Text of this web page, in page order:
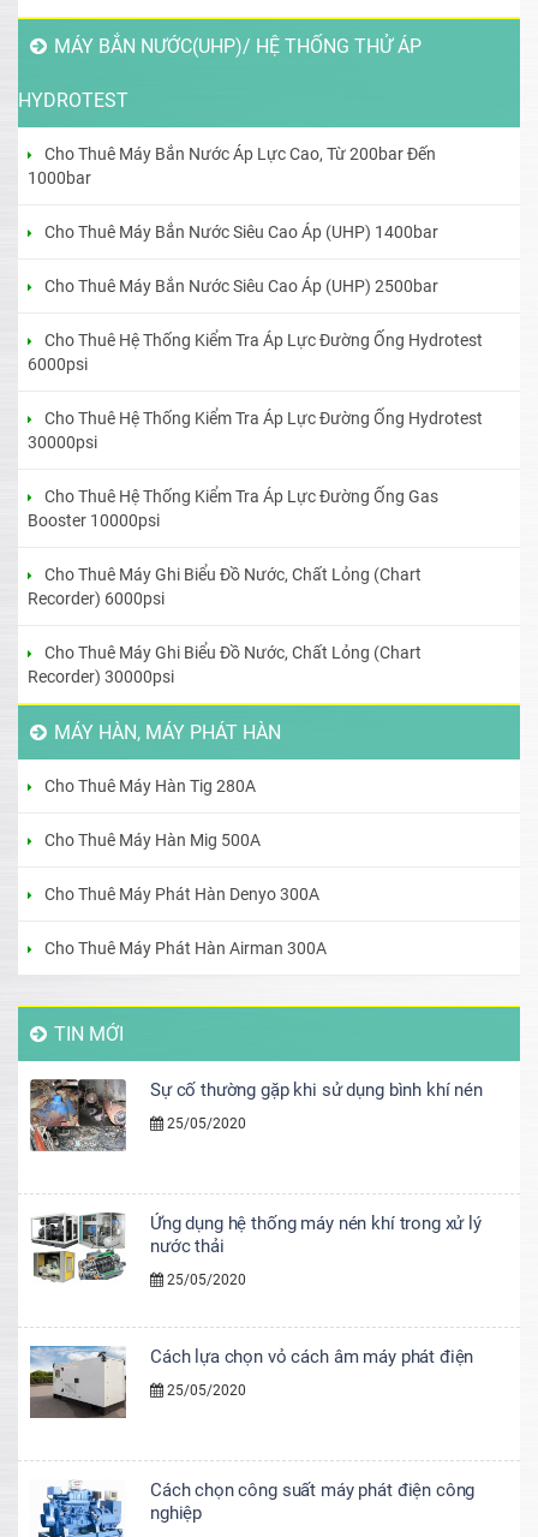
MÁY BẮN NƯỚC(UHP)/ HỆ THỐNG THỬ ÁP
HYDROTEST
Cho Thuê Máy Bắn Nước Áp Lực Cao, Từ 200bar Đến
1000bar
Cho Thuê Máy Bắn Nước Siêu Cao Áp (UHP) 1400bar
Cho Thuê Máy Bắn Nước Siêu Cao Áp (UHP) 2500bar
Cho Thuê Hệ Thống Kiểm Tra Áp Lực Đường Ống Hydrotest
6000psi
Cho Thuê Hệ Thống Kiểm Tra Áp Lực Đường Ống Hydrotest
30000psi
Cho Thuê Hệ Thống Kiểm Tra Áp Lực Đường Ống Gas
Booster 10000psi
Cho Thuê Máy Ghi Biểu Đồ Nước, Chất Lỏng (Chart
Recorder) 6000psi
Cho Thuê Máy Ghi Biểu Đồ Nước, Chất Lỏng (Chart
Recorder) 30000psi
MÁY HÀN, MÁY PHÁT HÀN
Cho Thuê Máy Hàn Tig 280A
Cho Thuê Máy Hàn Mig 500A
Cho Thuê Máy Phát Hàn Denyo 300A
Cho Thuê Máy Phát Hàn Airman 300A
TIN MỚI
Sự cố thường gặp khi sử dụng bình khí nén
25/05/2020
Ứng dụng hệ thống máy nén khí trong xử lý
nước thải
25/05/2020
Cách lựa chọn vỏ cách âm máy phát điện
25/05/2020
Cách chọn công suất máy phát điện công
nghiệp